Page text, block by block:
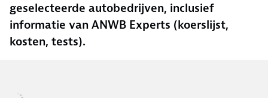
geselecteerde autobedrijven, inclusief
informatie van ANWB Experts (koerslijst,
kosten, tests).